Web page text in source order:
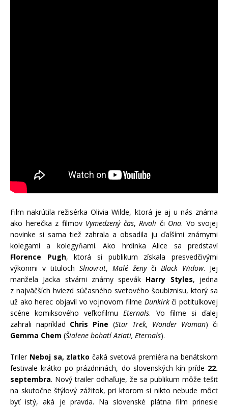
Film nakrútila režisérka Olivia Wilde, ktorá je aj u nás známa
ako herečka z filmov Vymedzený čas, Rivali či Ona. Vo svojej
novinke si sama tiež zahrala a obsadila ju ďalšími známymi
kolegami a kolegyňami. Ako hrdinka Alice sa predstaví
Florence Pugh, ktorá si publikum získala presvedčivými
výkonmi v tituloch Slnovrat, Malé ženyči Black Widow. Jej
manžela Jacka stvárni známy spevák Harry Styles, jedna
z najväčších hviezd súčasného svetového šoubiznisu, ktorý sa
už ako herec objavil vo vojnovom filme Dunkirkči potitulkovej
scéne komiksového veľkofilmu Eternals. Vo filme si ďalej
zahrali napríklad Chris Pine (Star Trek, Wonder Woman) či
Gemma Chem (Šialene bohatí Aziati, Eternals).
Triler Neboj sa, zlatko čaká svetová premiéra na benátskom
festivale krátko po prázdninách, do slovenských kín príde 22.
septembra. Nový trailer odhaľuje, že sa publikum môže tešiť
na skutočne štýlový zážitok, pri ktorom si nikto nebude môcť
byť istý, aká je pravda. Na slovenské plátna film prinesie